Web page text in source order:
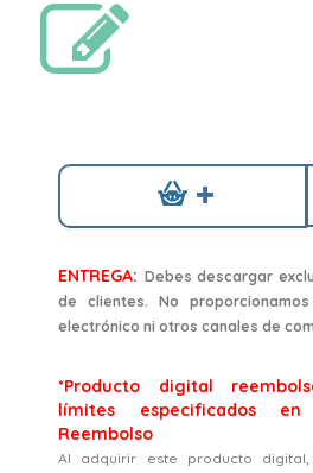
ENTREGA: Debes descargar
de clientes. No
electrónico ni otros canales de
*Producto digital
límites especificados
Reembolso
Al adquirir este producto